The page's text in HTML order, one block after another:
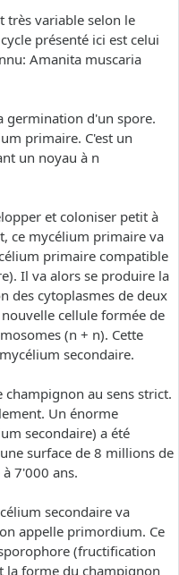
très variable selon le
présenté ici est celui
Amanita muscaria
germination d'un spore.
primaire. C'est un
un noyau à n
et coloniser petit à
ce mycélium primaire va
primaire compatible
Il va alors se produire la
des cytoplasmes de deux
cellule formée de
(n + n). Cette
secondaire.
au sens strict.
Un énorme
secondaire) a été
surface de 8 millions de
7'000 ans.
secondaire va
appelle primordium. Ce
(fructification
la forme du champignon